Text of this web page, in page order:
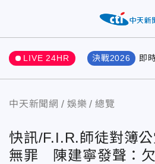
LIVE 24HR 決戰2026 即
中天新聞網 娛樂 總覽
快訊/F.I.R.師徒對簿
無罪 陳建寧發聲：